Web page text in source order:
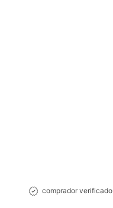
comprador verificado